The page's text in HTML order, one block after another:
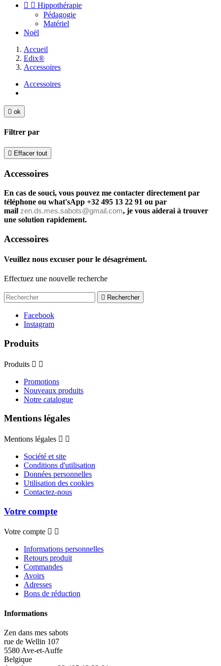
  Hippothérapie
Pédagogie
Matériel
Noël
Accueil
Edix®
Accessoires
Accessoires
 ok
Filtrer par
 Effacer tout
Accessoires
En cas de souci, vous pouvez me contacter directement par
téléphone ou what'sApp +32 495 13 22 91 ou par
mail zen.ds.mes.sabots@gmail.com, je vous aiderai à trouver
une solution rapidement.
Accessoires
Veuillez nous excuser pour le désagrément.
Effectuez une nouvelle recherche
 Rechercher
Facebook
Instagram
Produits
Produits  
Promotions
Nouveaux produits
Notre catalogue
Mentions légales
Mentions légales  
Société et site
Conditions d'utilisation
Données personnelles
Utilisation des cookies
Contactez-nous
Votre compte
Votre compte  
Informations personnelles
Retours produit
Commandes
Avoirs
Adresses
Bons de réduction
Informations
Zen dans mes sabots
rue de Wellin 107
5580 Ave-et-Auffe
Belgique